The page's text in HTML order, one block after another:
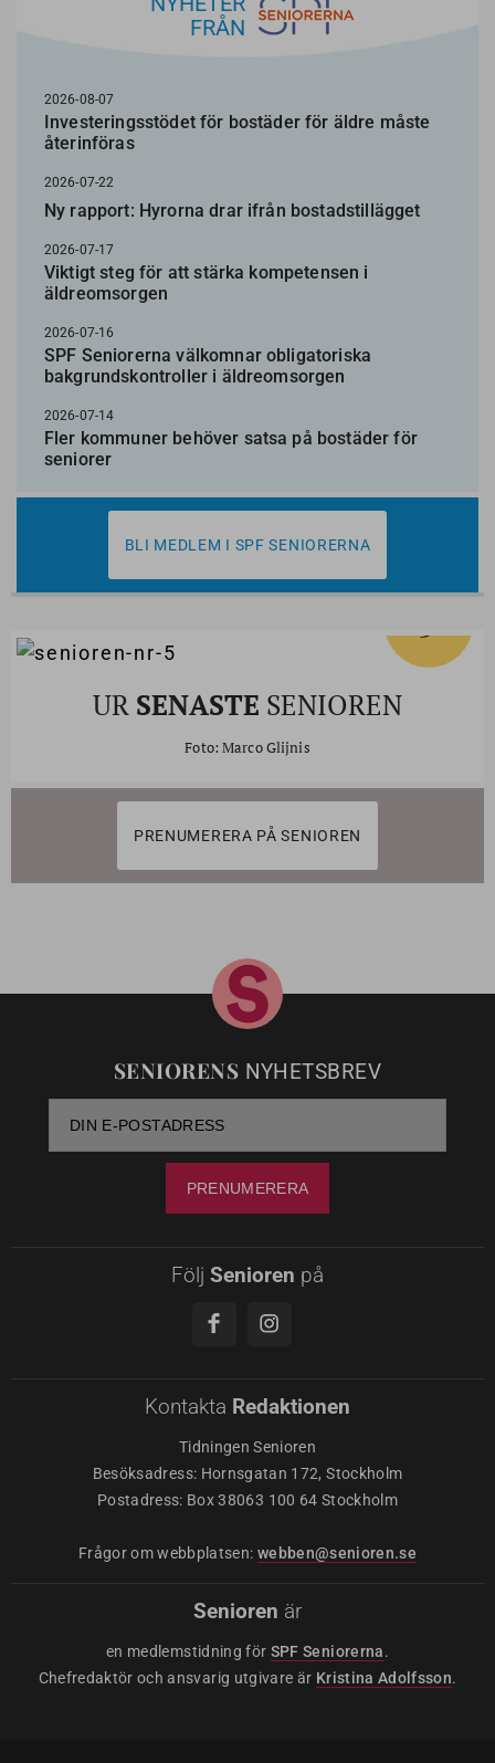
FRÅN
2026-08-07
Investeringsstödet för bostäder för äldre måste
återinföras
2026-07-22
Ny rapport: Hyrorna drar ifrån bostadstillägget
2026-07-17
Viktigt steg för att stärka kompetensen i
äldreomsorgen
2026-07-16
SPF Seniorerna välkomnar obligatoriska
bakgrundskontroller i äldreomsorgen
2026-07-14
Fler kommuner behöver satsa på bostäder för
seniorer
BLI MEDLEM I SPF SENIORERNA
5
UR SENASTE SENIOREN
Foto: Marco Glijnis
PRENUMERERA PÅ SENIOREN
SENIORENS NYHETSBREV
Följ Senioren på
Kontakta Redaktionen
Tidningen Senioren
Besöksadress: Hornsgatan 172, Stockholm
Postadress: Box 38063 100 64 Stockholm
Frågor om webbplatsen: webben@senioren.se
Senioren är
en medlemstidning för SPF Seniorerna.
Chefredaktör och ansvarig utgivare är Kristina Adolfsson.